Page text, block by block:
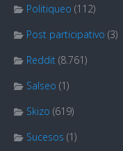
Politiqueo (112)
Post participativo (3)
Reddit (8.761)
Salseo (1)
Skizo (619)
Sucesos (1)